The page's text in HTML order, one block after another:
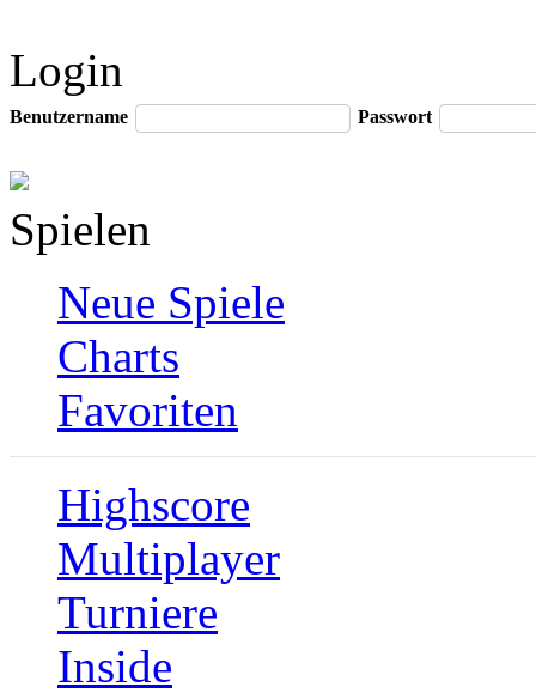
Login
Benutzername Passwort
Spielen
Neue Spiele
Charts
Favoriten
Highscore
Multiplayer
Turniere
Inside